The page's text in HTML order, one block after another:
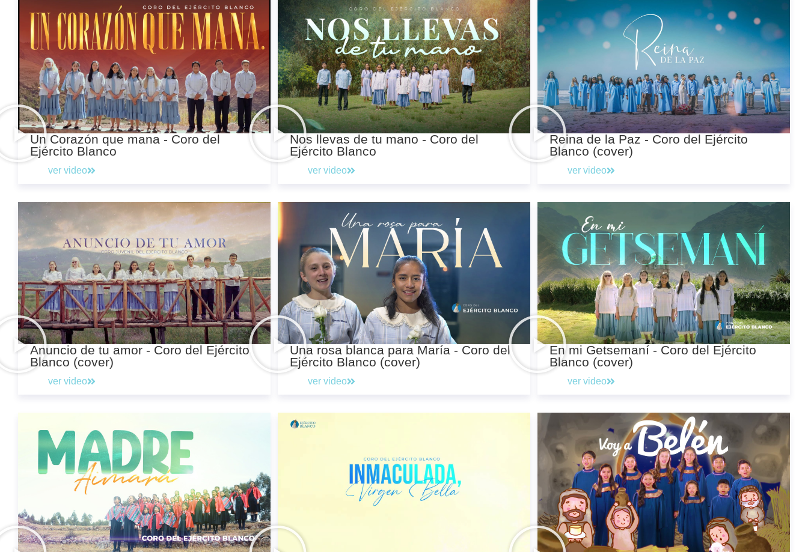
Un Corazón que mana - Coro del
Ejército Blanco
ver video
Nos llevas de tu mano - Coro del
Ejército Blanco
ver video
Reina de la Paz - Coro del Ejército
Blanco (cover)
ver video
Anuncio de tu amor - Coro del Ejército
Blanco (cover)
ver video
Una rosa blanca para María - Coro del
Ejército Blanco (cover)
ver video
En mi Getsemaní - Coro del Ejército
Blanco (cover)
ver video